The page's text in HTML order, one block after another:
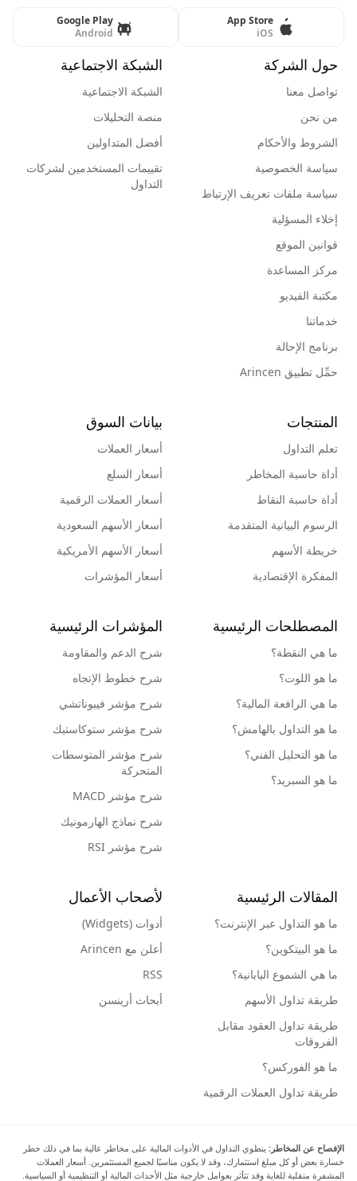
App Store
iOS
Google Play
Android
حول الشركة
تواصل معنا
من نحن
الشروط والأحكام
سياسة الخصوصية
سياسة ملفات تعريف الإرتباط
إخلاء المسؤلية
قوانين الموقع
مركز المساعدة
مكتبة الفيديو
خدماتنا
برنامج الإحالة
حمِّل تطبيق Arincen
الشبكة الاجتماعية
الشبكة الاجتماعية
منصة التحليلات
أفضل المتداولين
تقييمات المستخدمين لشركات
التداول
المنتجات
تعلم التداول
أداة حاسبة المخاطر
أداة حاسبة النقاط
الرسوم البيانية المتقدمة
خريطة الأسهم
المفكرة الإقتصادية
بيانات السوق
أسعار العملات
أسعار السلع
أسعار العملات الرقمية
أسعار الأسهم السعودية
أسعار الأسهم الأمريكية
أسعار المؤشرات
المصطلحات الرئيسية
ما هي النقطة؟
ما هو اللوت؟
ما هي الرافعة المالية؟
ما هو التداول بالهامش؟
ما هو التحليل الفني؟
ما هو السبريد؟
المؤشرات الرئيسية
شرح الدعم والمقاومة
شرح خطوط الإتجاه
شرح مؤشر فيبوناتشي
شرح مؤشر ستوكاستيك
شرح مؤشر المتوسطات
المتحركة
شرح مؤشر MACD
شرح نماذج الهارمونيك
شرح مؤشر RSI
المقالات الرئيسية
ما هو التداول عبر الإنترنت؟
ما هو البيتكوين؟
ما هي الشموع اليابانية؟
طريقة تداول الأسهم
طريقة تداول العقود مقابل
الفروقات
ما هو الفوركس؟
طريقة تداول العملات الرقمية
لأصحاب الأعمال
أدوات (Widgets)
أعلن مع Arincen
RSS
أبحاث أرينسن
الإفصاح عن المخاطر: ينطوي التداول في الأدوات المالية على مخاطر عالية بما في ذلك خطر
خسارة بعض أو كل مبلغ استثمارك، وقد لا يكون مناسبًا لجميع المستثمرين. أسعار العملات
المشفرة متقلبة للغاية وقد تتأثر بعوامل خارجية مثل الأحداث المالية أو التنظيمية أو السياسية.